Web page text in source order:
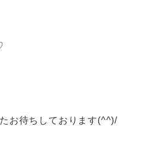
お待ちしております(^^)/